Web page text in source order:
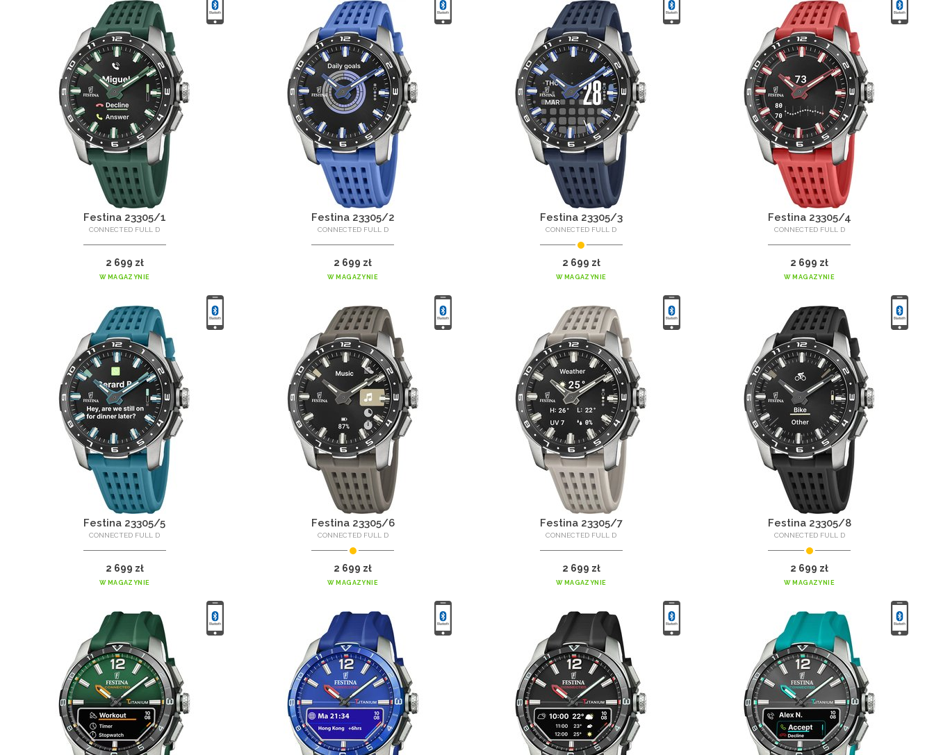
Festina 23305/1
CONNECTED FULL D
2 699 zł
W MAGAZYNIE
Festina 23305/2
CONNECTED FULL D
2 699 zł
W MAGAZYNIE
Festina 23305/3
CONNECTED FULL D
2 699 zł
W MAGAZYNIE
Festina 23305/4
CONNECTED FULL D
2 699 zł
W MAGAZYNIE
Festina 23305/5
CONNECTED FULL D
2 699 zł
W MAGAZYNIE
Festina 23305/6
CONNECTED FULL D
2 699 zł
W MAGAZYNIE
Festina 23305/7
CONNECTED FULL D
2 699 zł
W MAGAZYNIE
Festina 23305/8
CONNECTED FULL D
2 699 zł
W MAGAZYNIE